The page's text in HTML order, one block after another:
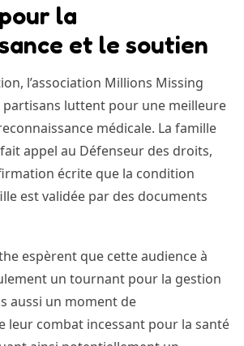
la
et le soutien
l’association Millions Missing
partisans luttent pour une meilleure
médicale. La famille
fait appel au Défenseur des droits,
écrite que la condition
est validée par des documents
espèrent que cette audience à
un tournant pour la gestion
aussi un moment de
leur combat incessant pour la santé